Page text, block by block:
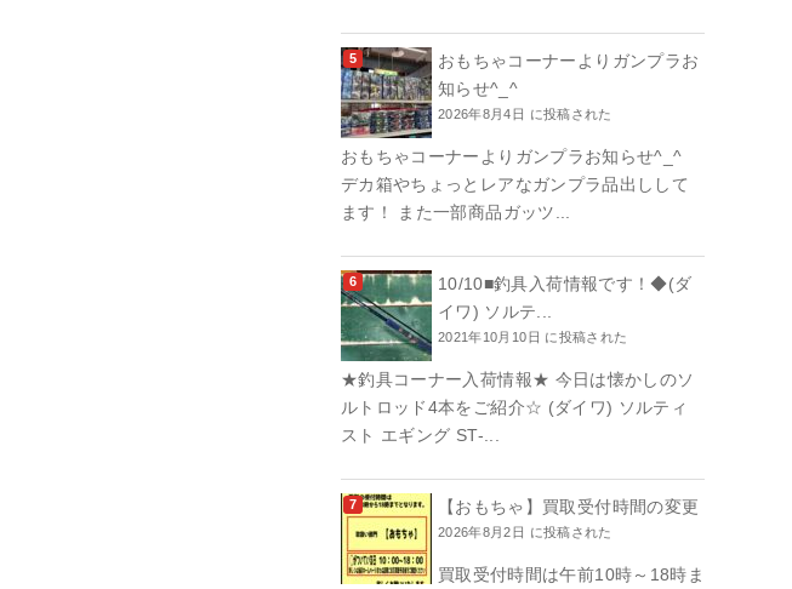
おもちゃコーナーよりガンプラお
知らせ^_^
2026年8月4日 に投稿された
おもちゃコーナーよりガンプラお知らせ^_^
デカ箱やちょっとレアなガンプラ品出しして
ます！ また一部商品ガッツ...
10/10■釣具入荷情報です！◆(ダ
イワ) ソルテ...
2021年10月10日 に投稿された
★釣具コーナー入荷情報★ 今日は懐かしのソ
ルトロッド4本をご紹介☆ (ダイワ) ソルティ
スト エギング ST-...
【おもちゃ】買取受付時間の変更
2026年8月2日 に投稿された
買取受付時間は午前10時～18時ま